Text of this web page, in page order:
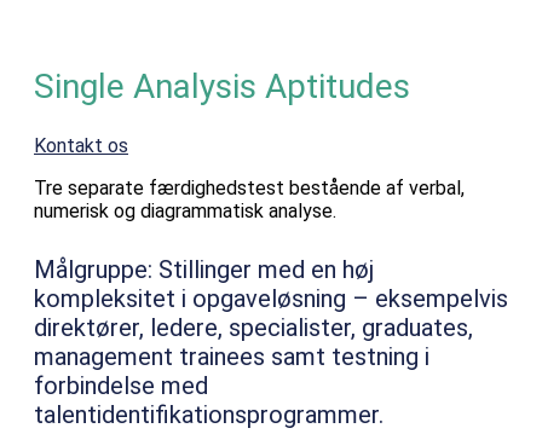
Single Analysis Aptitudes
Kontakt os
Tre separate færdighedstest bestående af verbal,
numerisk og diagrammatisk analyse.
Målgruppe: Stillinger med en høj
kompleksitet i opgaveløsning – eksempelvis
direktører, ledere, specialister, graduates,
management trainees samt testning i
forbindelse med
talentidentifikationsprogrammer.